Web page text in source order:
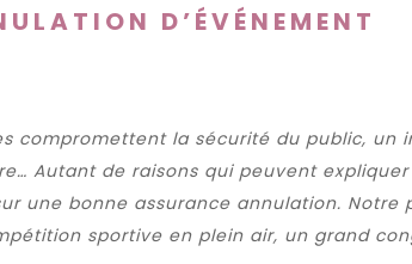
D’ÉVÉNEMENT
compromettent la sécurité du public,
Autant de raisons qui peuvent
une bonne assurance annulation.
sportive en plein air, un grand